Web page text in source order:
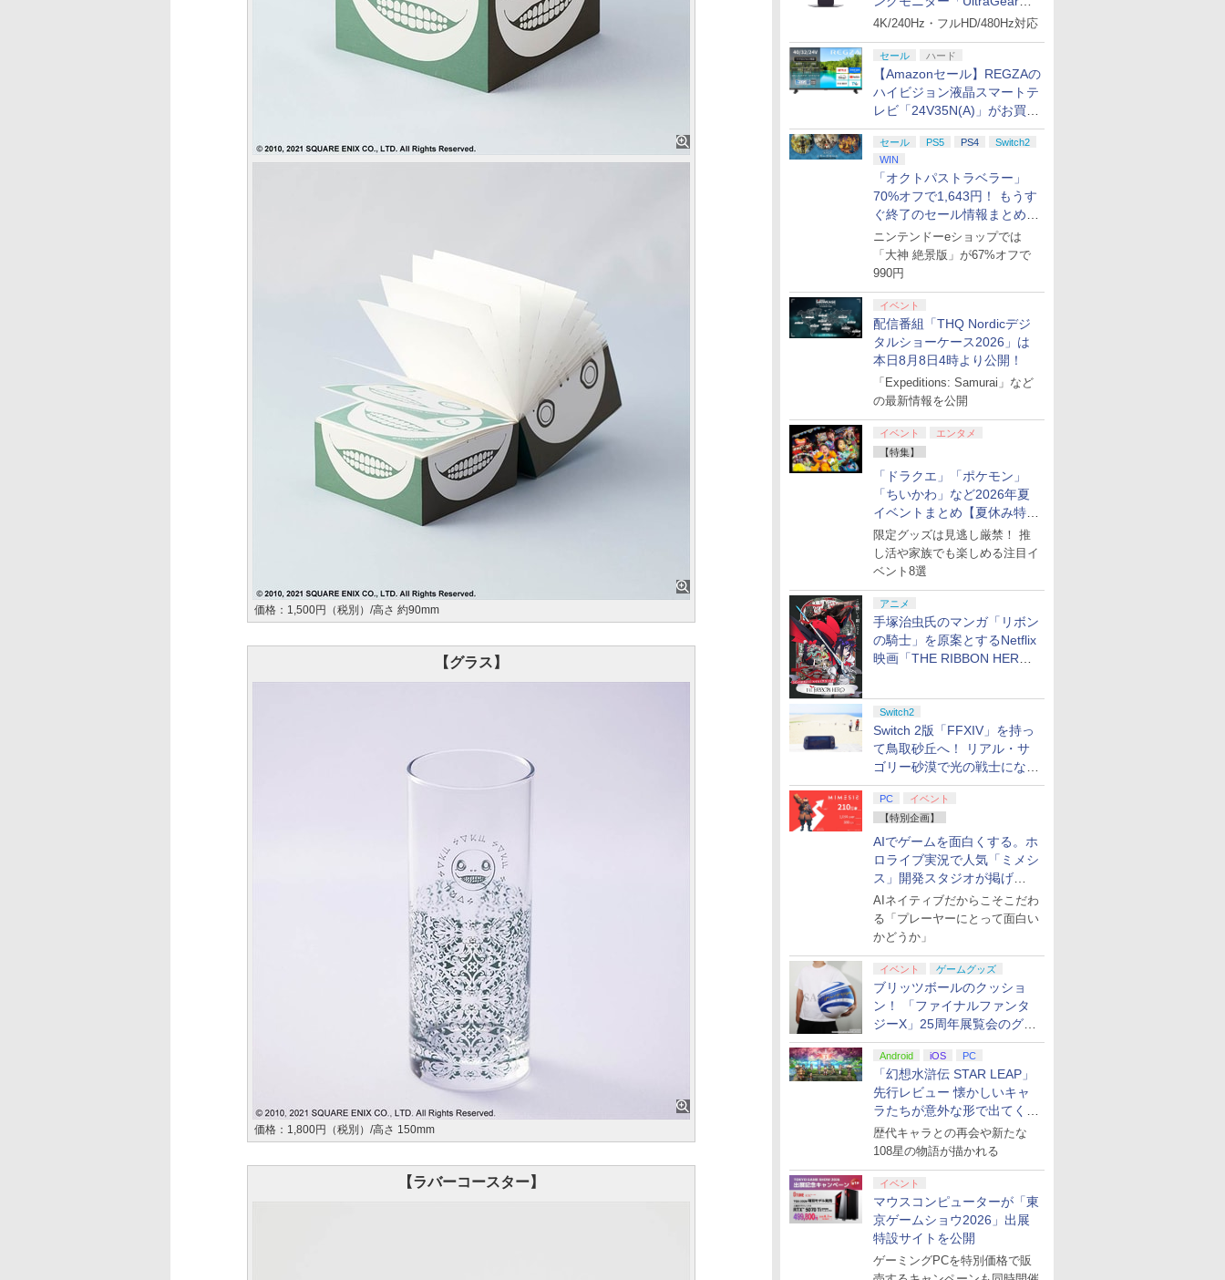
27G850A-B」がお買い得！
4K/240Hz・フルHD/480Hz対応
セール ハード
【Amazonセール】REGZAの
ハイビジョン液晶スマートテ
レビ「24V35N(A)」がお買い
得！
セール PS5 PS4
Switch2
WIN
「オクトパストラベラー」
70%オフで1,643円！ もうす
ぐ終了のセール情報まとめ
【8月8日更新】
ニンテンドーeショップでは
「大神 絶景版」が67%オフで
990円
イベント
配信番組「THQ Nordicデジ
タルショーケース2026」は
本日8月8日4時より公開！
「Expeditions: Samurai」など
の最新情報を公開
イベント
エンタメ
【特集】
「ドラクエ」「ポケモン」
「ちいかわ」など2026年夏
イベントまとめ【夏休み特
集】
限定グッズは見逃し厳禁！ 推
し活や家族でも楽しめる注目イ
ベント8選
アニメ
手塚治虫氏のマンガ「リボン
の騎士」を原案とするNetflix
映画「THE RIBBON HERO
Switch2
Switch 2版「FFXIV」を持っ
て鳥取砂丘へ！ リアル・サ
ゴリー砂漠で光の戦士になっ
てみた
PC
イベント
【特別企画】
AIでゲームを面白くする。ホ
ロライブ実況で人気「ミメシ
ス」開発スタジオが掲げ
る“AI活用の信念”とは？【講
演レポート】
AIネイティブだからこそこだわ
る「プレーヤーにとって面白い
かどうか」
イベント ゲームグッズ
ブリッツボールのクッショ
ン！ 「ファイナルファンタ
ジーX」25周年展覧会のグッ
ズ情報が公開
Android iOS PC
「幻想水滸伝 STAR LEAP」
先行レビュー 懐かしいキャ
ラたちが意外な形で出てくる
シリーズ完全新作！
歴代キャラとの再会や新たな
108星の物語が描かれる
イベント
マウスコンピューターが「東
京ゲームショウ2026」出展
特設サイトを公開
ゲーミングPCを特別価格で販
価格：1,500円（税別）/高さ 約90mm
【グラス】
価格：1,800円（税別）/高さ 150mm
【ラバーコースター】